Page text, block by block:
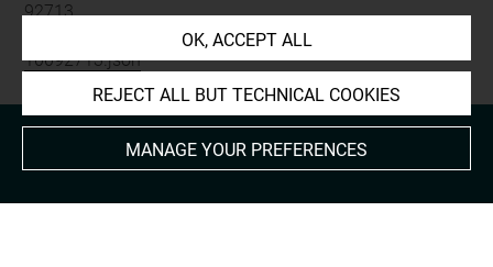
92713
https://collections.louvre.fr/ark:/53355/cl0
10092713.json
OK, ACCEPT ALL
REJECT ALL BUT TECHNICAL COOKIES
MANAGE YOUR PREFERENCES